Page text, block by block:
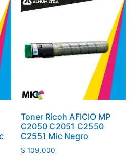
Toner Ricoh AFICIO MP
C2050 C2051 C2550
C2551 Mic Negro
$ 109.000